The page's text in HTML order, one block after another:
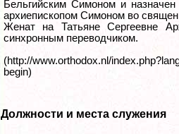
Бельгийским Симоном и
архиепископом Симоном во
Женат на Татьяне Сергеевне
синхронным переводчиком.
(http://www.orthodox.nl/
begin)
Должности и места служения